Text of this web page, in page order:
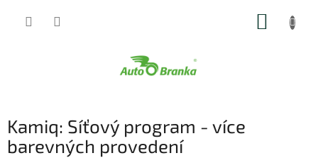
Kamiq: Síťový program - více
barevných provedení